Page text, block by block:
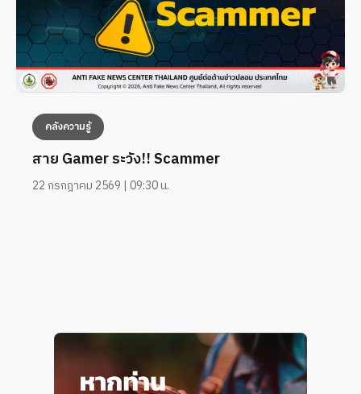
คลังความรู้
สาย Gamer ระวัง!! Scammer
22 กรกฎาคม 2569 | 09:30 น.